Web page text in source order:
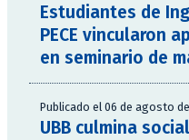
Estudiantes de
PECE vincularon
en seminario de
Publicado el 06 de agosto
UBB culmina